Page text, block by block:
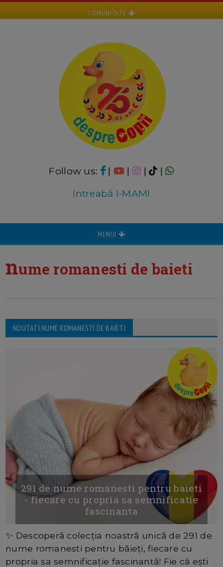
COMUNITATE
Follow us: | | |
|
Intreabă I-MAMI
MENIU
nume romanesti de baieti
NOUTATI NUME ROMANESTI DE BAIETI
291 de nume romanesti pentru baieti
- fiecare cu propria sa semnificatie
fascinanta
✨ Descoperă colecția noastră unică de 291 de
nume romanesti pentru băieți, fiecare cu
propria sa semnificație fascinantă! Fie că ești